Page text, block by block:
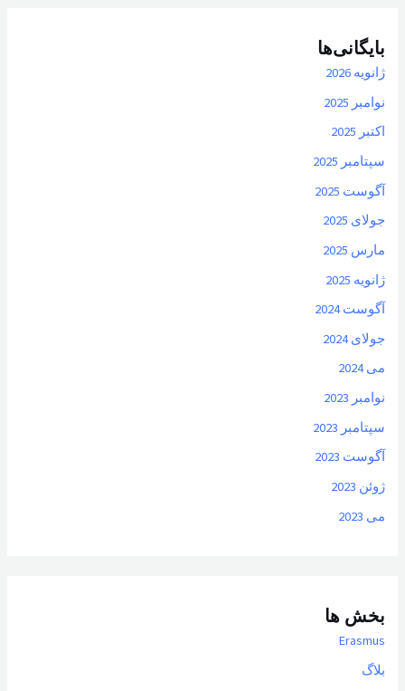
بایگانی‌ها
ژانویه 2026
نوامبر 2025
اکتبر 2025
سپتامبر 2025
آگوست 2025
جولای 2025
مارس 2025
ژانویه 2025
آگوست 2024
جولای 2024
می 2024
نوامبر 2023
سپتامبر 2023
آگوست 2023
ژوئن 2023
می 2023
بخش ها
Erasmus
بلاگ